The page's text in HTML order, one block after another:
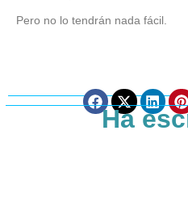
Pero no lo tendrán nada fácil.
Ha